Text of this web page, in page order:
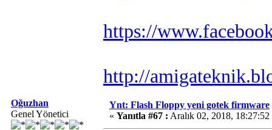
https://
http://
Oğuzhan
Genel Yönetici
Ynt: Flash Floppy yeni gotek firmware
« Yanıtla #67 : Aralık 02, 2018, 18:27:52